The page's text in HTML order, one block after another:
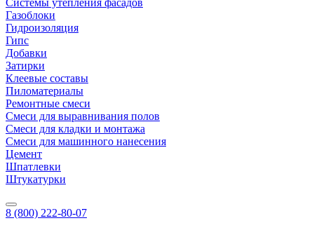
Системы утепления фасадов
Газоблоки
Гидроизоляция
Гипс
Добавки
Затирки
Клеевые составы
Пиломатериалы
Ремонтные смеси
Смеси для выравнивания полов
Смеси для кладки и монтажа
Смеси для машинного нанесения
Цемент
Шпатлевки
Штукатурки
8 (800) 222-80-07